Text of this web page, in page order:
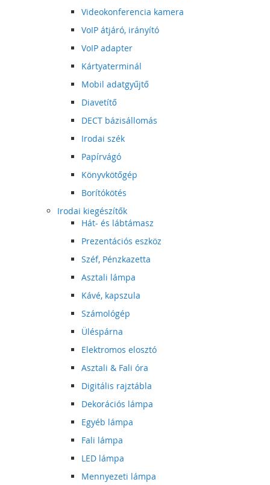
Videokonferencia kamera
VoIP átjáró, irányító
VoIP adapter
Kártyaterminál
Mobil adatgyűjtő
Diavetítő
DECT bázisállomás
Irodai szék
Papírvágó
Könyvkötőgép
Borítókötés
Irodai kiegészítők
Hát- és lábtámasz
Prezentációs eszköz
Széf, Pénzkazetta
Asztali lámpa
Kávé, kapszula
Számológép
Üléspárna
Elektromos elosztó
Asztali & Fali óra
Digitális rajztábla
Dekorációs lámpa
Egyéb lámpa
Fali lámpa
LED lámpa
Mennyezeti lámpa